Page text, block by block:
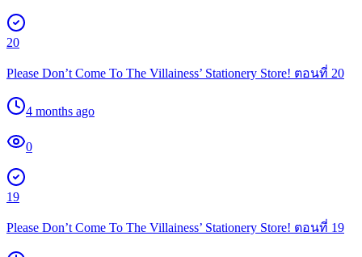
20
Please Don’t Come To The Villainess’ Stationery Store! ตอนที่ 20
4 months ago
0
19
Please Don’t Come To The Villainess’ Stationery Store! ตอนที่ 19